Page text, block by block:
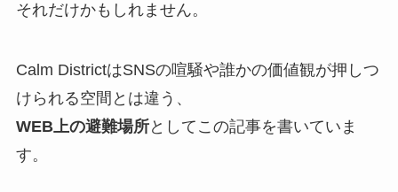
それだけかもしれません。
Calm DistrictはSNSの喧騒や誰かの価値観が押しつ
けられる空間とは違う、
WEB上の避難場所としてこの記事を書いていま
す。